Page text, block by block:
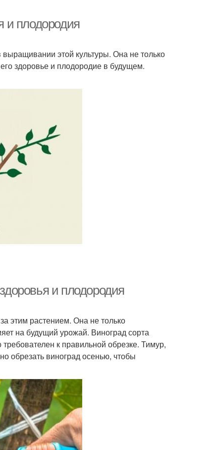
и плодородия
этой культуры. Она не только
здоровье и плодородие в будущем.
и плодородия
этим растением. Она не только
на будущий урожай. Виноград сорта
к правильной обрезке. Тимур,
обрезать виноград осенью, чтобы